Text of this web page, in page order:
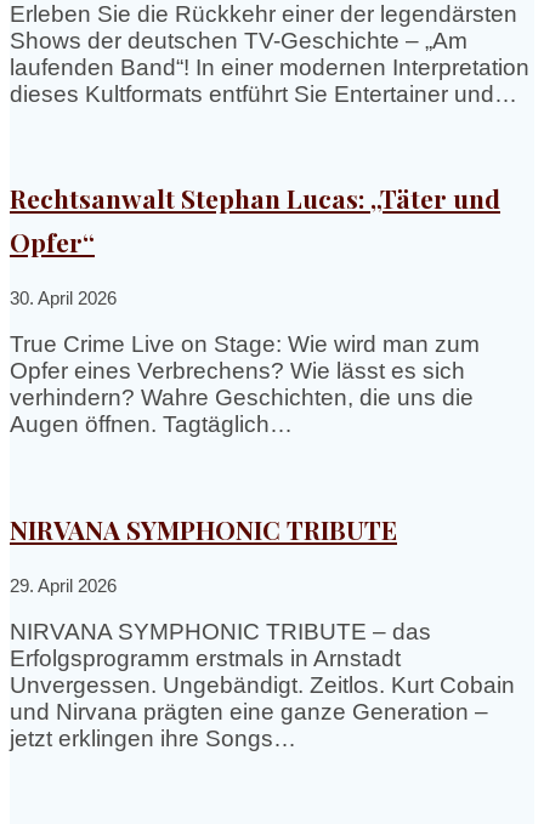
Erleben Sie die Rückkehr einer der legendärsten
Shows der deutschen TV-Geschichte – „Am
laufenden Band“! In einer modernen Interpretation
dieses Kultformats entführt Sie Entertainer und…
Rechtsanwalt Stephan Lucas: „Täter und
Opfer“
30. April 2026
True Crime Live on Stage: Wie wird man zum
Opfer eines Verbrechens? Wie lässt es sich
verhindern? Wahre Geschichten, die uns die
Augen öffnen. Tagtäglich…
NIRVANA SYMPHONIC TRIBUTE
29. April 2026
NIRVANA SYMPHONIC TRIBUTE – das
Erfolgsprogramm erstmals in Arnstadt
Unvergessen. Ungebändigt. Zeitlos. Kurt Cobain
und Nirvana prägten eine ganze Generation –
jetzt erklingen ihre Songs…